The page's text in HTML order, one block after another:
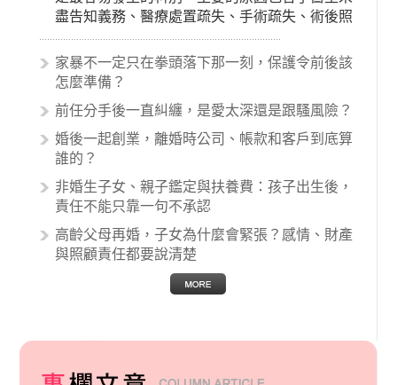
盡告知義務、醫療處置疏失、手術疏失、術後照
顧失當、醫療費用的收取。雖然醫學進步，但醫
生與病患之間引起的糾紛還是經常發生。很多案
例中最後都走向訴訟流程，我們如果不幸遇到相
的內容其實非常多，有些案例…
家暴不一定只在拳頭落下那一刻，保護令前後該
怎麼準備？
前任分手後一直糾纏，是愛太深還是跟騷風險？
婚後一起創業，離婚時公司、帳款和客戶到底算
誰的？
非婚生子女、親子鑑定與扶養費：孩子出生後，
責任不能只靠一句不承認
高齡父母再婚，子女為什麼會緊張？感情、財產
與照顧責任都要說清楚